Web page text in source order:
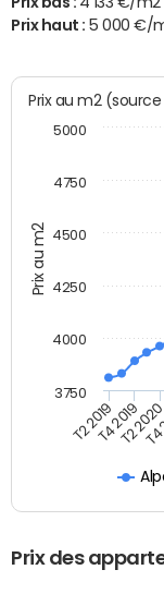
Prix haut : 5 000 €/
Prix au m2
Prix au m2
T2 2019T4 2019
T2
3750
4000
4250
4500
4750
5000
Prix des